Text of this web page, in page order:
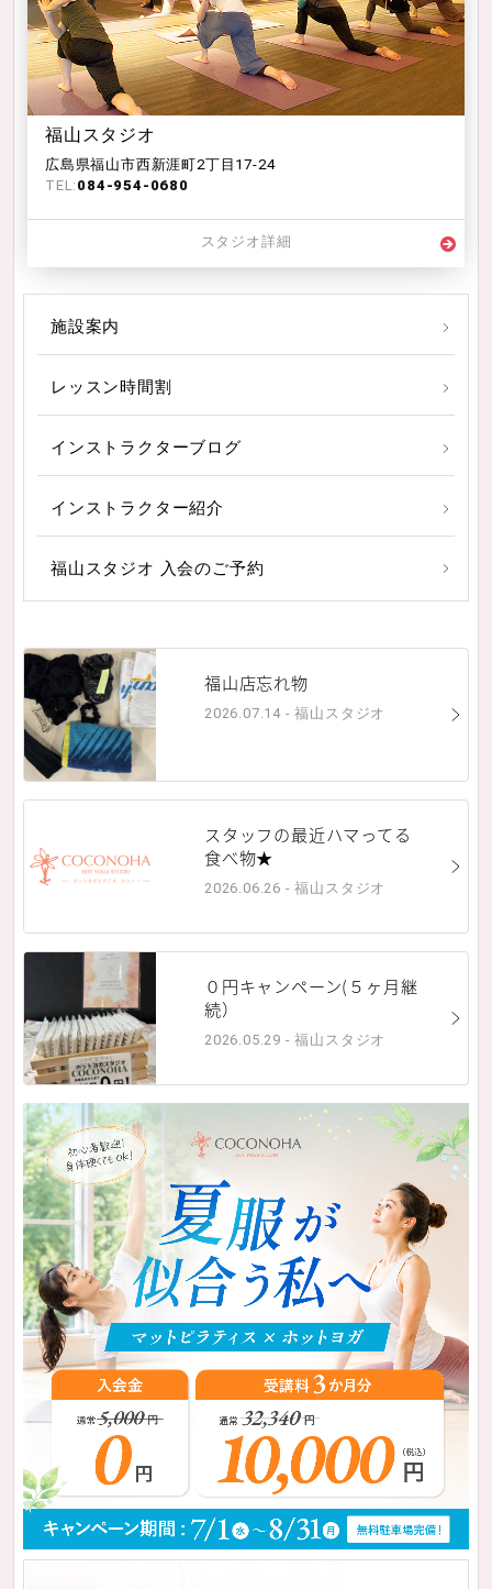
福山スタジオ
広島県福山市西新涯町2丁目17-24
TEL: 084-954-0680
スタジオ詳細
施設案内
レッスン時間割
インストラクターブログ
インストラクター紹介
福山スタジオ 入会のご予約
福山店忘れ物
2026.07.14 - 福山スタジオ
スタッフの最近ハマってる
食べ物★
2026.06.26 - 福山スタジオ
０円キャンペーン(５ヶ月継
続）
2026.05.29 - 福山スタジオ